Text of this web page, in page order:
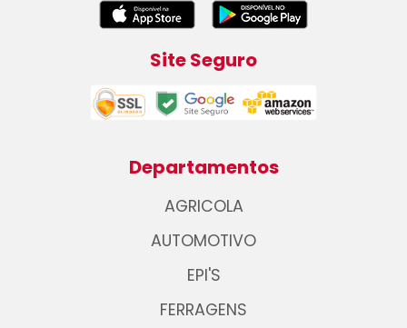
Site Seguro
Departamentos
AGRICOLA
AUTOMOTIVO
EPI'S
FERRAGENS